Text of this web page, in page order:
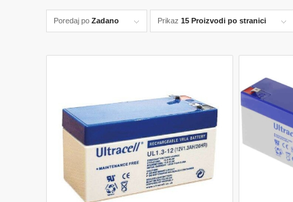
Poredaj po Zadano Prikaz 15 Proizvodi po stranici